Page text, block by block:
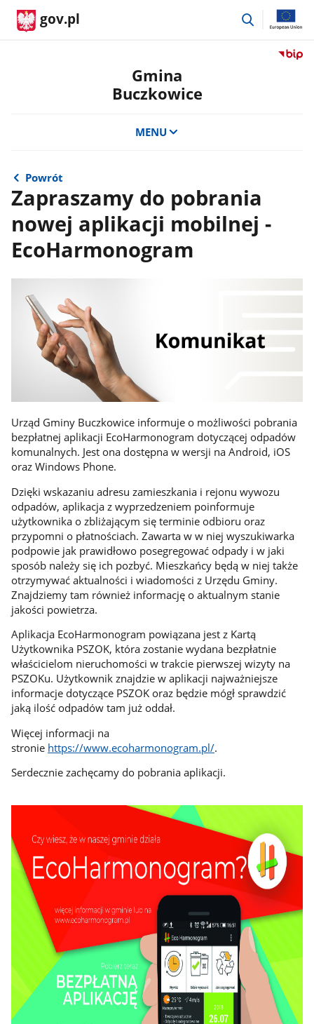
gov.pl
przejdź
Przejdź
Gmina
Buczkowice
MENU
Powrót
Zapraszamy do pobrania
nowej aplikacji mobilnej -
EcoHarmonogram
Urząd Gminy Buczkowice informuje o możliwości pobrania
bezpłatnej aplikacji EcoHarmonogram dotyczącej odpadów
komunalnych. Jest ona dostępna w wersji na Android, iOS
oraz Windows Phone.
Dzięki wskazaniu adresu zamieszkania i rejonu wywozu
odpadów, aplikacja z wyprzedzeniem poinformuje
użytkownika o zbliżającym się terminie odbioru oraz
przypomni o płatnościach. Zawarta w w niej wyszukiwarka
podpowie jak prawidłowo posegregować odpady i w jaki
sposób należy się ich pozbyć. Mieszkańcy będą w niej także
otrzymywać aktualności i wiadomości z Urzędu Gminy.
Znajdziemy tam również informację o aktualnym stanie
jakości powietrza.
Aplikacja EcoHarmonogram powiązana jest z Kartą
Użytkownika PSZOK, która zostanie wydana bezpłatnie
właścicielom nieruchomości w trakcie pierwszej wizyty na
PSZOKu. Użytkownik znajdzie w aplikacji najważniejsze
informacje dotyczące PSZOK oraz będzie mógł sprawdzić
jaką ilość odpadów tam już oddał.
Więcej informacji na
stronie https://www.ecoharmonogram.pl/.
Serdecznie zachęcamy do pobrania aplikacji.